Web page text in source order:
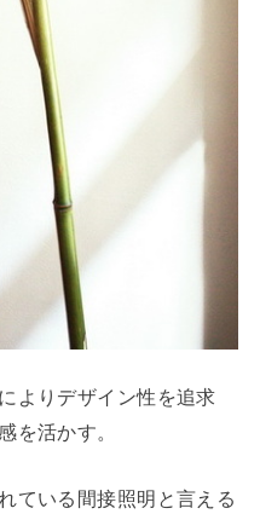
よりデザイン性を追求
を活かす。
ている間接照明と言える